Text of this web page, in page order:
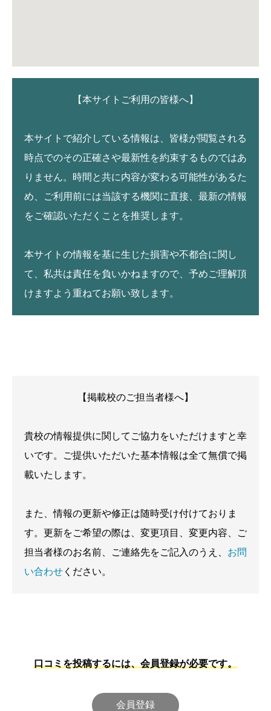
【本サイトご利用の皆様へ】
本サイトで紹介している情報は、皆様が閲覧される
時点でのその正確さや最新性を約束するものではあ
りません。時間と共に内容が変わる可能性があるた
め、ご利用前には当該する機関に直接、最新の情報
をご確認いただくことを推奨します。
本サイトの情報を基に生じた損害や不都合に関し
て、私共は責任を負いかねますので、予めご理解頂
けますよう重ねてお願い致します。
【掲載校のご担当者様へ】
貴校の情報提供に関してご協力をいただけますと幸
いです。ご提供いただいた基本情報は全て無償で掲
載いたします。
また、情報の更新や修正は随時受け付けておりま
す。更新をご希望の際は、変更項目、変更内容、ご
担当者様のお名前、ご連絡先をご記入のうえ、 お問
い合わせ ください。
口コミを投稿するには、会員登録が必要です。
会員登録